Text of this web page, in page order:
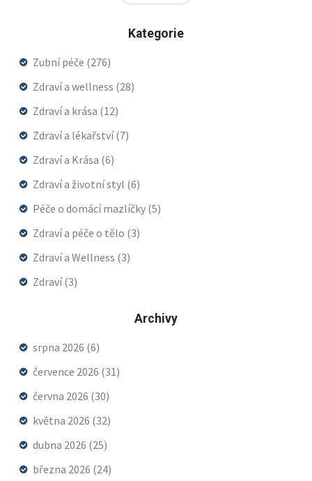
Kategorie
Zubní péče (276)
Zdraví a wellness (28)
Zdraví a krása (12)
Zdraví a lékařství(7)
Zdraví a Krása (6)
Zdraví a životní styl (6)
Péče o domácí mazlíčky (5)
Zdraví a péče o tělo (3)
Zdraví a Wellness (3)
Zdraví(3)
Archivy
srpna 2026 (6)
července 2026 (31)
června 2026 (30)
května 2026 (32)
dubna 2026 (25)
března 2026 (24)